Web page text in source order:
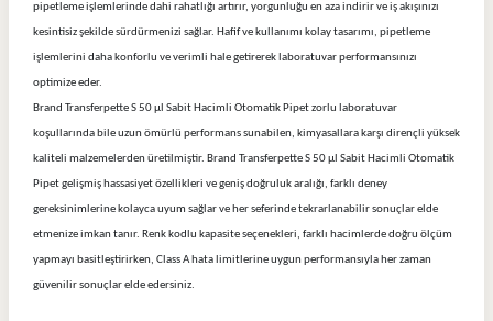
pipetleme işlemlerinde dahi rahatlığı artırır, yorgunluğu en aza indirir ve iş akışınızı
kesintisiz şekilde sürdürmenizi sağlar. Hafif ve kullanımı kolay tasarımı, pipetleme
işlemlerini daha konforlu ve verimli hale getirerek laboratuvar performansınızı
optimize eder.
Brand Transferpette S 50 µl Sabit Hacimli Otomatik Pipet zorlu laboratuvar
koşullarında bile uzun ömürlü performans sunabilen, kimyasallara karşı dirençli yüksek
kaliteli malzemelerden üretilmiştir. Brand Transferpette S 50 µl Sabit Hacimli Otomatik
Pipet gelişmiş hassasiyet özellikleri ve geniş doğruluk aralığı, farklı deney
gereksinimlerine kolayca uyum sağlar ve her seferinde tekrarlanabilir sonuçlar elde
etmenize imkan tanır. Renk kodlu kapasite seçenekleri, farklı hacimlerde doğru ölçüm
yapmayı basitleştirirken, Class A hata limitlerine uygun performansıyla her zaman
güvenilir sonuçlar elde edersiniz.